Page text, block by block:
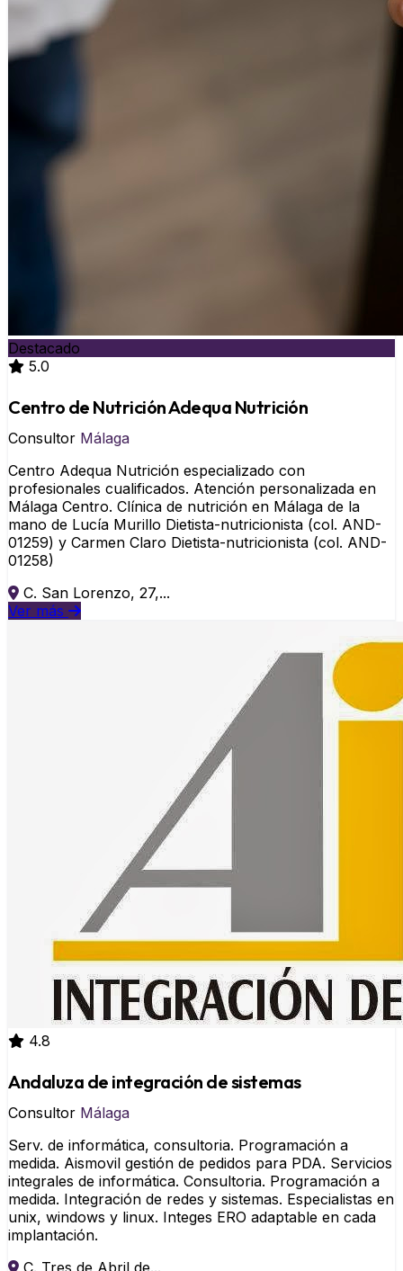
Destacado
5.0
Centro de Nutrición Adequa Nutrición
Consultor Málaga
Centro Adequa Nutrición especializado con
profesionales cualificados. Atención personalizada en
Málaga Centro. Clínica de nutrición en Málaga de la
mano de Lucía Murillo Dietista-nutricionista (col. AND-
01259) y Carmen Claro Dietista-nutricionista (col. AND-
01258)
C. San Lorenzo, 27,...
Ver más
4.8
Andaluza de integración de sistemas
Consultor Málaga
Serv. de informática, consultoria. Programación a
medida. Aismovil gestión de pedidos para PDA. Servicios
integrales de informática. Consultoria. Programación a
medida. Integración de redes y sistemas. Especialistas en
unix, windows y linux. Integes ERO adaptable en cada
implantación.
C. Tres de Abril de...